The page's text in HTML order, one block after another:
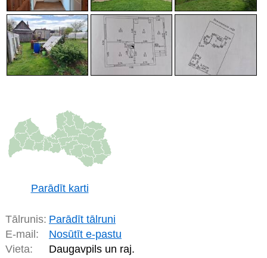
Parādīt karti
Tālrunis: Parādīt tālruni
E-mail:
Nosūtīt e-pastu
Vieta:
Daugavpils un raj.